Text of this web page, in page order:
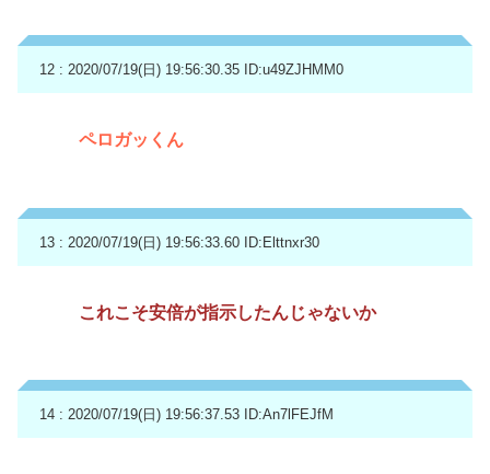
12 : 2020/07/19(日) 19:56:30.35 ID:u49ZJHMM0
ペロガッくん
13 : 2020/07/19(日) 19:56:33.60 ID:Elttnxr30
これこそ安倍が指示したんじゃないか
14 : 2020/07/19(日) 19:56:37.53 ID:An7lFEJfM